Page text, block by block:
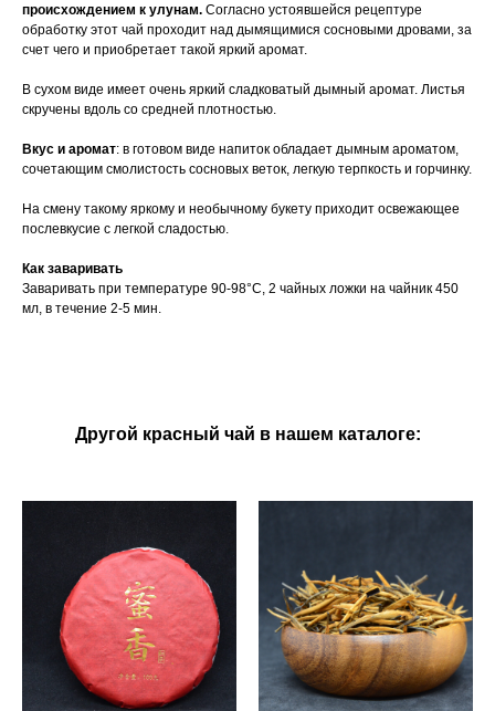
происхождением к улунам. Согласно устоявшейся рецептуре
обработку этот чай проходит над дымящимися сосновыми дровами, за
счет чего и приобретает такой яркий аромат.
В сухом виде имеет очень яркий сладковатый дымный аромат. Листья
скручены вдоль со средней плотностью.
Вкус и аромат: в готовом виде напиток обладает дымным ароматом,
сочетающим смолистость сосновых веток, легкую терпкость и горчинку.
На смену такому яркому и необычному букету приходит освежающее
послевкусие c легкой сладостью.
Как заваривать
Заваривать при температуре 90-98°C, 2 чайных ложки на чайник 450
мл, в течение 2-5 мин.
Другой красный чай в нашем каталоге: